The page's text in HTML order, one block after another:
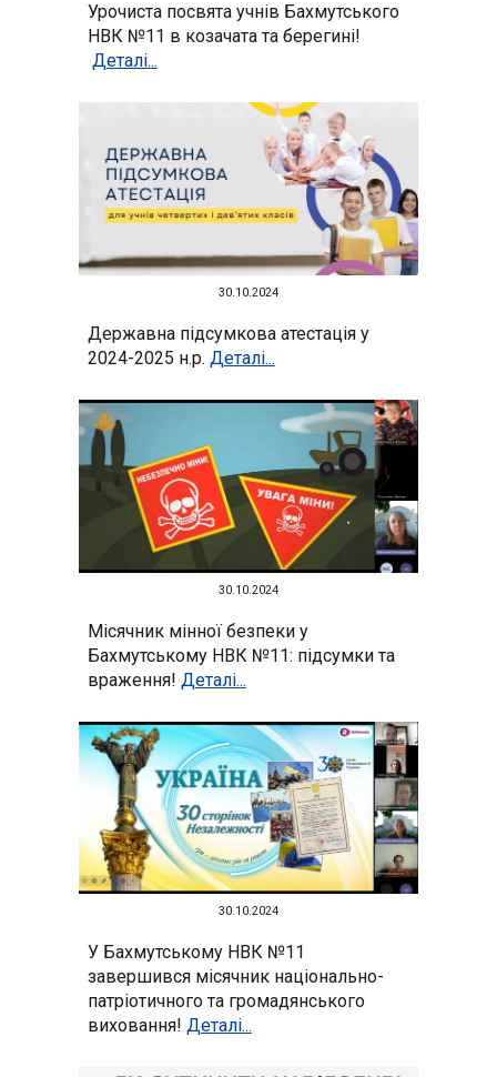
Урочиста посвята учнів Бахмутського
НВК №11 в козачата та берегині!
Деталі...
30.10.2024
Державна підсумкова атестація у
2024-2025 н.р. Деталі...
30.10.2024
Місячник мінної безпеки у
Бахмутському НВК №11: підсумки та
враження! Деталі...
30.10.2024
У Бахмутському НВК №11
завершився місячник національно-
патріотичного та громадянського
виховання! Деталі...